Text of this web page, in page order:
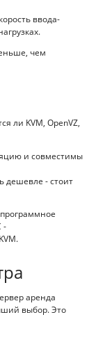
ввода-
чем
ли KVM, OpenVZ,
и совместимы
дешевле - стоит
-
аренда
выбор. Это